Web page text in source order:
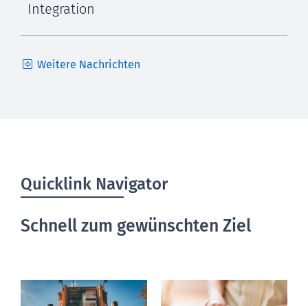
Integration
Weitere Nachrichten
Quicklink Navigator
Schnell zum gewünschten Ziel